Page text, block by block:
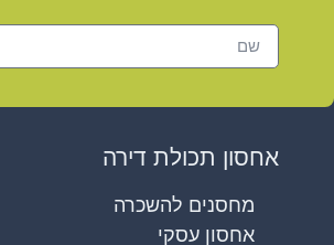
אחסון תכולת דירה
מחסנים להשכרה
אחסון עסקי